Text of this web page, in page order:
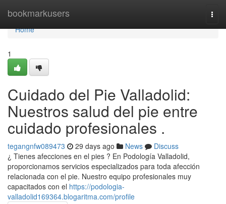
bookmarkusers
Home
Home
1
Cuidado del Pie Valladolid:
Nuestros salud del pie entre
cuidado profesionales .
tegangnfw089473 29 days ago News
Discuss
¿ Tienes afecciones en el pies ? En Podología Valladolid,
proporcionamos servicios especializados para toda afección
relacionada con el pie. Nuestro equipo profesionales muy
capacitados con el https://podologia-
valladolid169364.blogaritma.com/profile